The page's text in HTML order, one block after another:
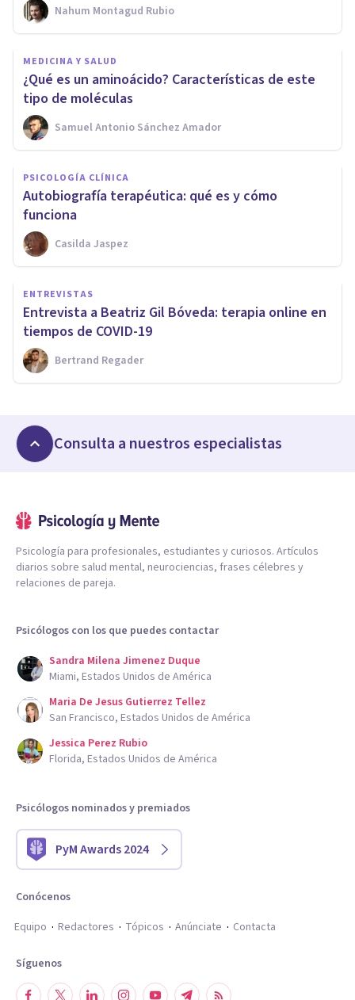
Nahum Montagud Rubio
MEDICINA Y SALUD
¿Qué es un aminoácido? Características de este
tipo de moléculas
Samuel Antonio Sánchez Amador
PSICOLOGÍA CLÍNICA
Autobiografía terapéutica: qué es y cómo
funciona
Casilda Jaspez
ENTREVISTAS
Entrevista a Beatriz Gil Bóveda: terapia online en
tiempos de COVID-19
Bertrand Regader
Consulta a nuestros especialistas
Psicología para profesionales, estudiantes y curiosos. Artículos
diarios sobre salud mental, neurociencias, frases célebres y
relaciones de pareja.
Psicólogos con los que puedes contactar
Sandra Milena Jimenez Duque
Miami, Estados Unidos de América
Maria De Jesus Gutierrez Tellez
San Francisco, Estados Unidos de América
Jessica Perez Rubio
Florida, Estados Unidos de América
Psicólogos nominados y premiados
PyM Awards 2024
Conócenos
Equipo
Redactores Tópicos Anúnciate Contacta
Síguenos